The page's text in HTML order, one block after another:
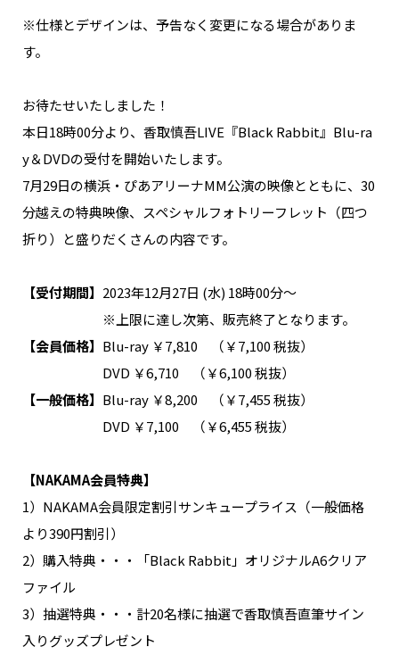
FAQ
お問い合わせ
メールマガジン登録/解除
※仕様とデザインは、予告なく変更になる場合がありま
す。
お待たせいたしました！
本日18時00分より、香取慎吾LIVE『Black Rabbit』Blu-ra
y＆DVDの受付を開始いたします。
7月29日の横浜・ぴあアリーナMM公演の映像とともに、30
分越えの特典映像、スペシャルフォトリーフレット（四つ
折り）と盛りだくさんの内容です。
【受付期間】 2023年12月27日 (水) 18時00分～
※上限に達し次第、販売終了となります。
【会員価格】 Blu-ray ￥7,810 （￥7,100 税抜）
DVD ￥6,710 （￥6,100 税抜）
【一般価格】 Blu-ray ￥8,200 （￥7,455 税抜）
DVD ￥7,100 （￥6,455 税抜）
【NAKAMA会員特典】
1）NAKAMA会員限定割引サンキュープライス（一般価格
より390円割引）
2）購入特典・・・「Black Rabbit」オリジナルA6クリア
ファイル
3）抽選特典・・・計20名様に抽選で香取慎吾直筆サイン
入りグッズプレゼント